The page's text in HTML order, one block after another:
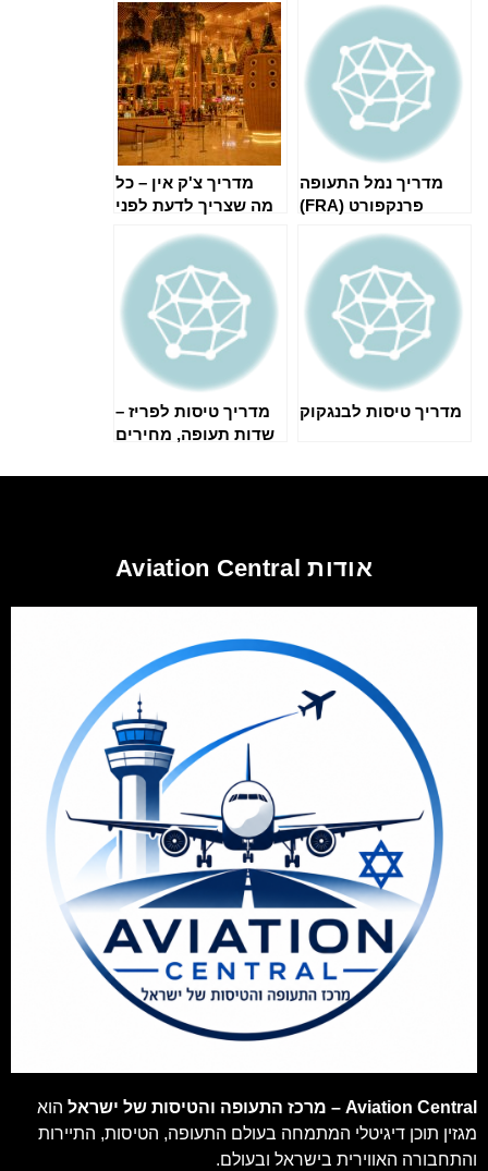
להעביר את הזמן
מדריך נמל התעופה
פרנקפורט (FRA)
מדריך צ'ק אין – כל
מה שצריך לדעת לפני
מדריך טיסות לבנגקוק
מדריך טיסות לפריז –
שדות תעופה, מחירים
אודות Aviation Central
Aviation Central – מרכז התעופה והטיסות של ישראל
הוא
מגזין תוכן דיגיטלי המתמחה בעולם התעופה, הטיסות, התיירות
והתחבורה האווירית בישראל ובעולם.